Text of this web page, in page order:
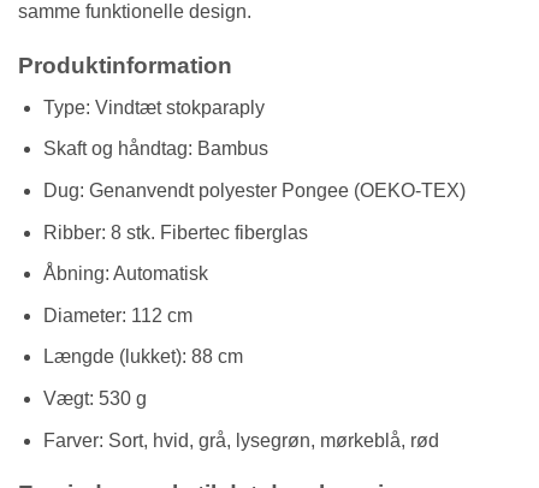
samme funktionelle design.
Produktinformation
Type: Vindtæt stokparaply
Skaft og håndtag: Bambus
Dug: Genanvendt polyester Pongee (OEKO-TEX)
Ribber: 8 stk. Fibertec fiberglas
Åbning: Automatisk
Diameter: 112 cm
Længde (lukket): 88 cm
Vægt: 530 g
Farver: Sort, hvid, grå, lysegrøn, mørkeblå, rød